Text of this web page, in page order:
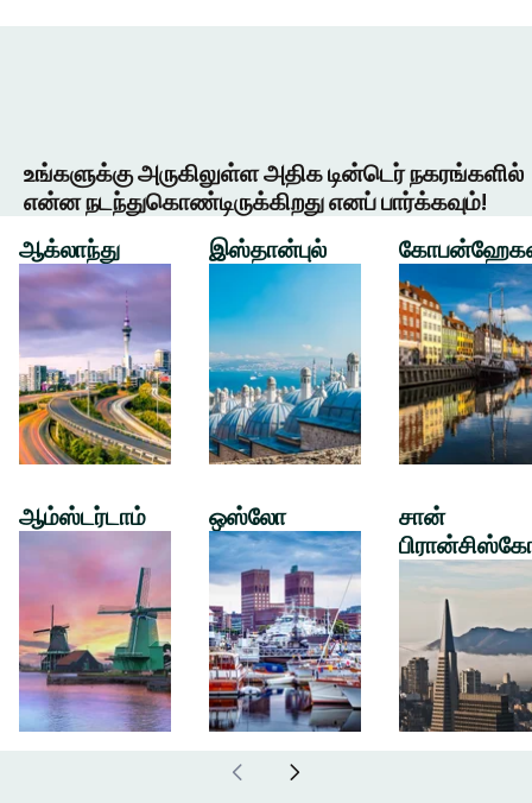
உங்களுக்கு அருகிலுள்ள அதிக டின்டெர் நகரங்களில்
என்ன நடந்துகொண்டிருக்கிறது எனப் பார்க்கவும்!
ஆக்லாந்து
ஆம்ஸ்டர்டாம்
இஸ்தான்புல்
ஒஸ்லோ
சான்